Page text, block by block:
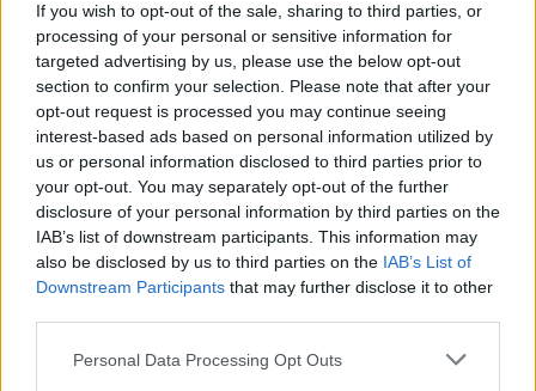
If you wish to opt-out of the sale, sharing to third parties, or
processing of your personal or sensitive information for
targeted advertising by us, please use the below opt-out
section to confirm your selection. Please note that after your
opt-out request is processed you may continue seeing
interest-based ads based on personal information utilized by
us or personal information disclosed to third parties prior to
your opt-out. You may separately opt-out of the further
disclosure of your personal information by third parties on the
IAB’s list of downstream participants. This information may
also be disclosed by us to third parties on the IAB’s List of
Downstream Participants that may further disclose it to other
Personal Data Processing Opt Outs
Fjell-Ljom arbeider etterVær Varsom-
plakatens reglerfor god presseskikk.
Den som mener seg rammet av urettmessig
medieomtale, oppfordres til å ta kontakt
med redaksjonen.
Pressens Faglige Utvalg (PFU) er et
klageorgan som behandler klager mot
For informasjon om klageadgang, se: